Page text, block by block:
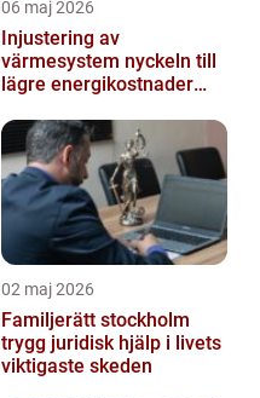
06 maj 2026
Injustering av
värmesystem nyckeln till
lägre energikostnader
inomhusklimat
02 maj 2026
Familjerätt stockholm
trygg juridisk hjälp i livets
viktigaste skeden